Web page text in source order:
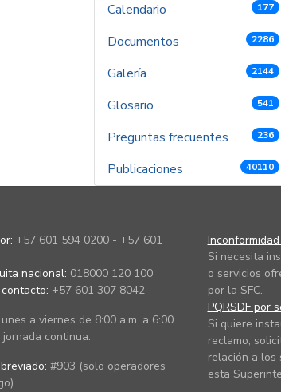
Calendario
177
Documentos 2286
Galería 2144
Glosario 541
Preguntas frecuentes 236
Publicaciones 40110
+57 601 594 0200 - +57 601
nacional: 018000 120 100
+57 601 307 8042
a viernes de 8:00 a.m. a 6:00
jornada continua.
#903 (solo operadores
Si necesita
o servicios
por la SFC.
PQRSDF por
Si quiere
reclamo,
relación a los
esta